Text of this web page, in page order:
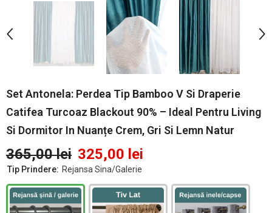
Set Antonela: Perdea Tip Bamboo V Si Draperie
Catifea Turcoaz Blackout 90% – Ideal Pentru Living
Si Dormitor In Nuanțe Crem, Gri Si Lemn Natur
365,00 lei 325,00 lei
Tip Prindere: Rejansa Sina/Galerie